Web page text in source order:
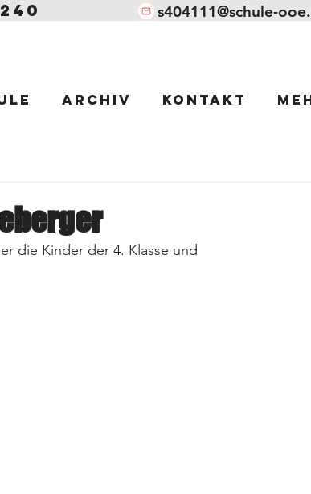
s404111@schule-
Archiv Kontakt
die Kinder der 4. Klasse und